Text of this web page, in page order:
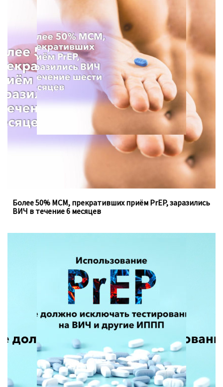
Для анализа использовались данные опроса с 2013 по
2021 год, проведённого Департаментом
общественного здравоохранения в штате Вашингтон.
Более 50% МСМ, прекративших приём PrEP, заразились
ВИЧ в течение 6 месяцев
Доконтактная профилактика, которую можно
принимать перорально ежедневно, не устраняет
необходимость регулярного тестирования на
инфекции, передающиеся половым путём.